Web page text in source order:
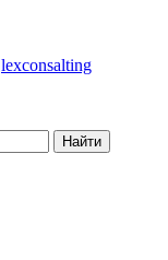
lexconsalting